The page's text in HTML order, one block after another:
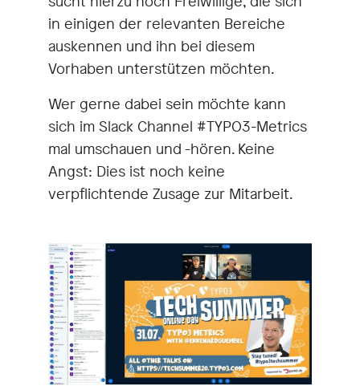
in einigen der relevanten Bereiche
auskennen und ihn bei diesem
Vorhaben unterstützen möchten.
Wer gerne dabei sein möchte kann
sich im Slack Channel #TYPO3-Metrics
mal umschauen und -hören. Keine
Angst: Dies ist noch keine
verpflichtende Zusage zur Mitarbeit.